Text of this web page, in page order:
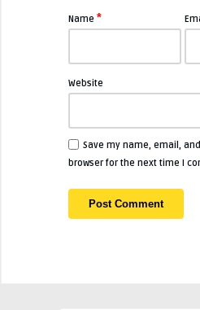
Name *
Website
Save my name, email,
browser for the next time I